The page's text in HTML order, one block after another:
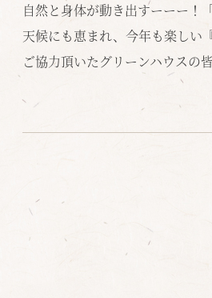
自然と身体が動き出すーーー！
天候にも恵まれ、今年も楽しい
ご協力頂いたグリーンハウスの